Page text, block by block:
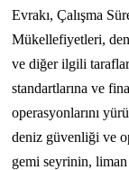
Evrakı, Çalışma
Mükellefiyetleri,
ve diğer ilgili
standartlarına ve
operasyonlarını
deniz güvenliği ve
gemi seyrinin,